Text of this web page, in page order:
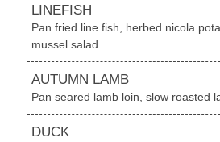
LINEFISH
Pan fried line fish, herbed nicola
mussel salad
AUTUMN LAMB
Pan seared lamb loin, slow roasted
DUCK